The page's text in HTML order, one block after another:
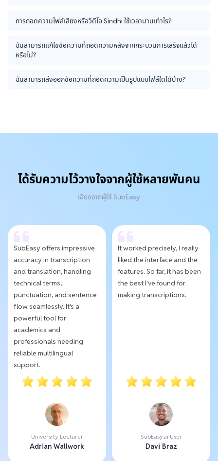
การถอดความไฟล์เสียงหรือวิดีโอ Sindhi ใช้เวลานานเท่าไร?
ฉันสามารถแก้ไขข้อความที่ถอดความหลังจากกระบวนการเสร็จแล้วได้
หรือไม่?
ฉันสามารถส่งออกข้อความที่ถอดความเป็นรูปแบบไฟล์ใดได้บ้าง?
ได้รับความไว้วางใจจากผู้ใช้หลายพันคน
เสียงจากผู้ใช้ SubEasy
SubEasy offers impressive
accuracy in transcription
and translation, handling
technical terms,
punctuation, and sentence
flow seamlessly. It's a
powerful tool for
academics and
professionals needing
reliable multilingual
support.
University Lecturer
Adrian Wallwork
It worked precisely, I really
liked the interface and the
features. So far, it has been
the best I've found for
making transcriptions.
SubEasy.ai User
Davi Braz